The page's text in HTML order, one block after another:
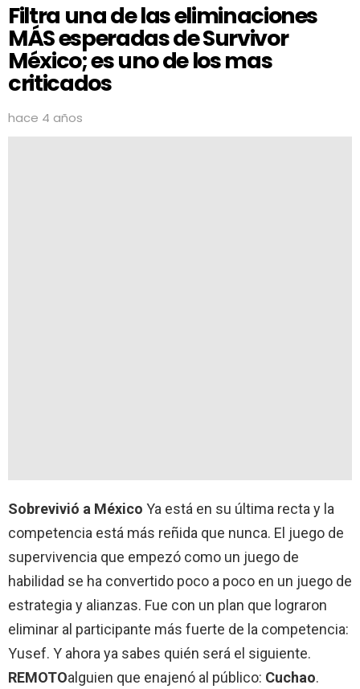
Filtra una de las eliminaciones
MÁS esperadas de Survivor
México; es uno de los mas
criticados
hace 4 años
Sobrevivió a México Ya está en su última recta y la
competencia está más reñida que nunca. El juego de
supervivencia que empezó como un juego de
habilidad se ha convertido poco a poco en un juego de
estrategia y alianzas. Fue con un plan que lograron
eliminar al participante más fuerte de la competencia:
Yusef. Y ahora ya sabes quién será el siguiente.
REMOTOalguien que enajenó al público: Cuchao.